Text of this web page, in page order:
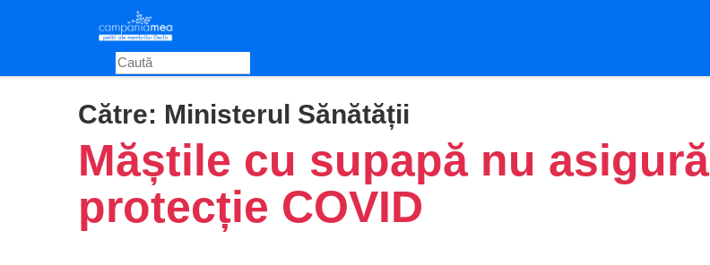
content
Către: Ministerul Sănătății
Măștile cu supapă nu asigură
protecție COVID